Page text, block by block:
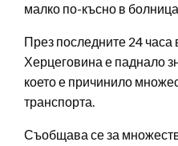
малко по-късно в
През последните 24 часа
Херцеговина е паднало
което е причинило
транспорта.
Съобщава се за